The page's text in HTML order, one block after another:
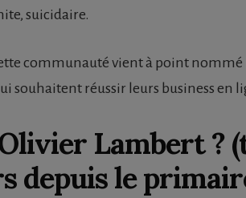
suicidaire.
communauté vient à point nommé
souhaitent réussir leurs business en
Lambert ?
depuis le